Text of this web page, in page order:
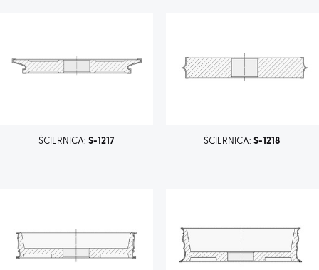
ŚCIERNICA:S-1217 ŚCIERNICA:S-1218